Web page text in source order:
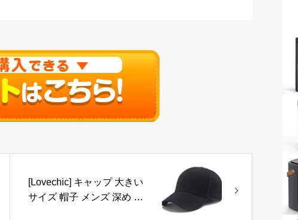
[Lovechic] キャップ 大きい
サイズ 帽子 メンズ 深め 特